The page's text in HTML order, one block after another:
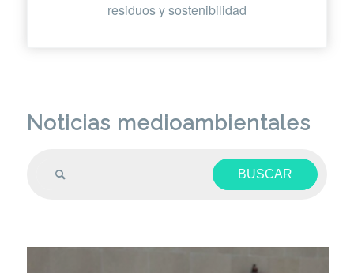
residuos y sostenibilidad
Noticias medioambientales